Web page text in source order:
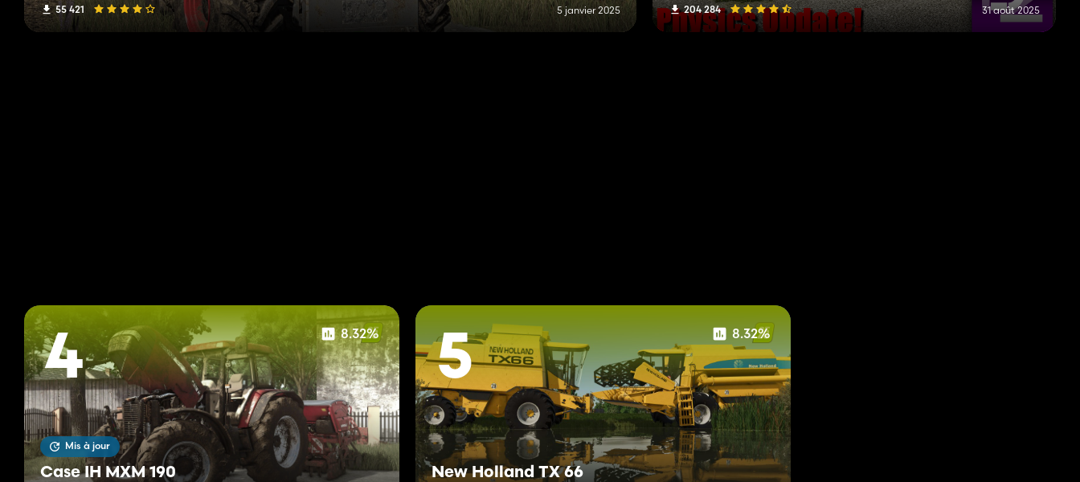
55 421 5 janvier 2025 204 284 31 août 2025
4 8.32%
Mis à jour
Case IH MXM 190
5 8.32%
New Holland TX 66